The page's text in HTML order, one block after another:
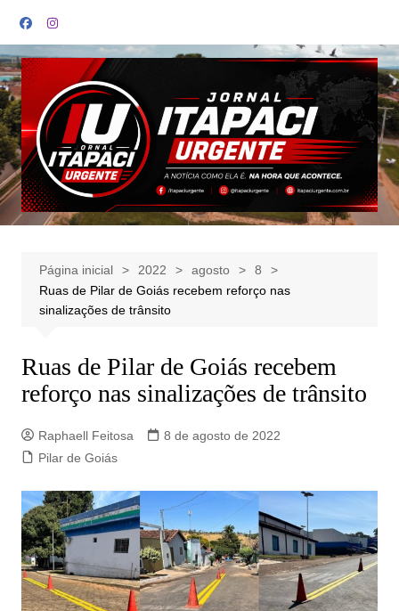
para
o
conteúdo
Página inicial 2022 agosto
8
Ruas de Pilar de Goiás recebem reforço nas
sinalizações de trânsito
Ruas de Pilar de Goiás recebem
reforço nas sinalizações de trânsito
Raphaell Feitosa
8 de agosto de 2022
Pilar de Goiás